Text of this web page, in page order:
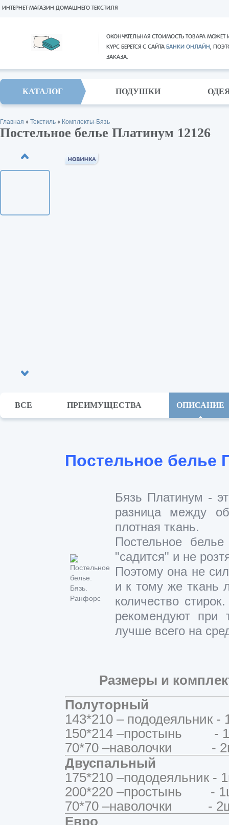
ОКОНЧАТЕЛЬНАЯ СТОИМОСТЬ ТОВАРА
КУРС БЕРЕТСЯ С САЙТА БАНКИ ОНЛАЙН,
ЗАКАЗА.
ИНТЕРНЕТ-МАГАЗИН ДОМАШНЕГО ТЕКСТИЛЯ
КАТАЛОГ ПОДУШКИ
Главная ♦ Текстиль ♦ Комплекты-Бязь
Постельное белье Платинум 12126
ВСЕ ПРЕИМУЩЕСТВА ОПИСАНИЕ
Постельное белье
Бязь Платинум -
разница между
плотная ткань.
Постельное
"садится" и не
Поэтому она не
и к тому же ткань
количество
рекомендуют при
лучше всего на
Размеры и
Полуторный
143*210 – пододеяльник -
150*214 –простынь -
70*70 –наволочки -
Двуспальный
175*210 –пододеяльник -
200*220 –простынь -
70*70 –наволочки -
Евро